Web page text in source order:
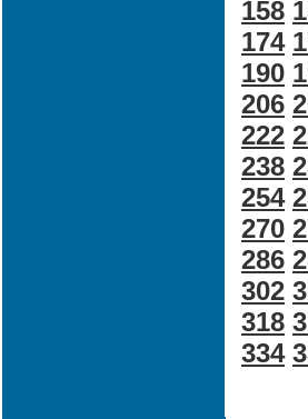
158
174
190
206
222
238
254
270
286
302
318
334